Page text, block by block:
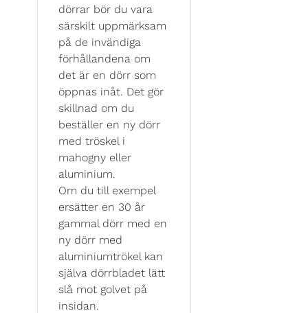
dörrar bör du vara
särskilt uppmärksam
på de invändiga
förhållandena om
det är en dörr som
öppnas inåt. Det gör
skillnad om du
beställer en ny dörr
med tröskel i
mahogny eller
aluminium.
Om du till exempel
ersätter en 30 år
gammal dörr med en
ny dörr med
aluminiumtrökel kan
själva dörrbladet lätt
slå mot golvet på
insidan.